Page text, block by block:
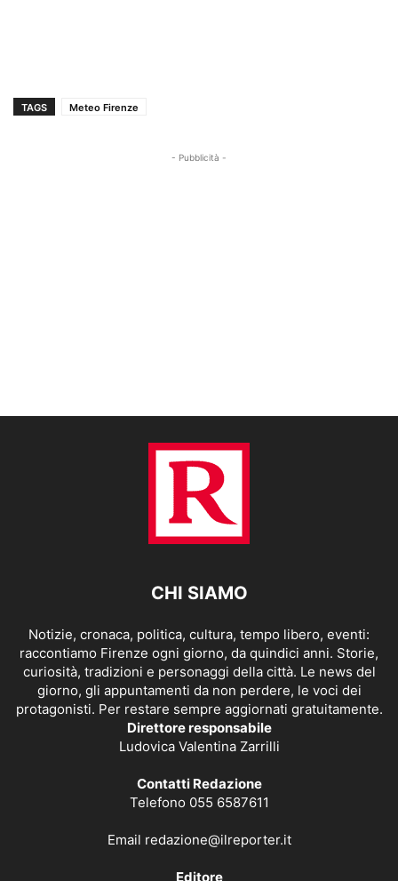
TAGS Meteo Firenze
- Pubblicità -
CHI SIAMO
Notizie, cronaca, politica, cultura, tempo libero, eventi:
raccontiamo Firenze ogni giorno, da quindici anni. Storie,
curiosità, tradizioni e personaggi della città. Le news del
giorno, gli appuntamenti da non perdere, le voci dei
protagonisti. Per restare sempre aggiornati gratuitamente.
Direttore responsabile
Ludovica Valentina Zarrilli
Contatti Redazione
Telefono 055 6587611
Email redazione@ilreporter.it
Editore